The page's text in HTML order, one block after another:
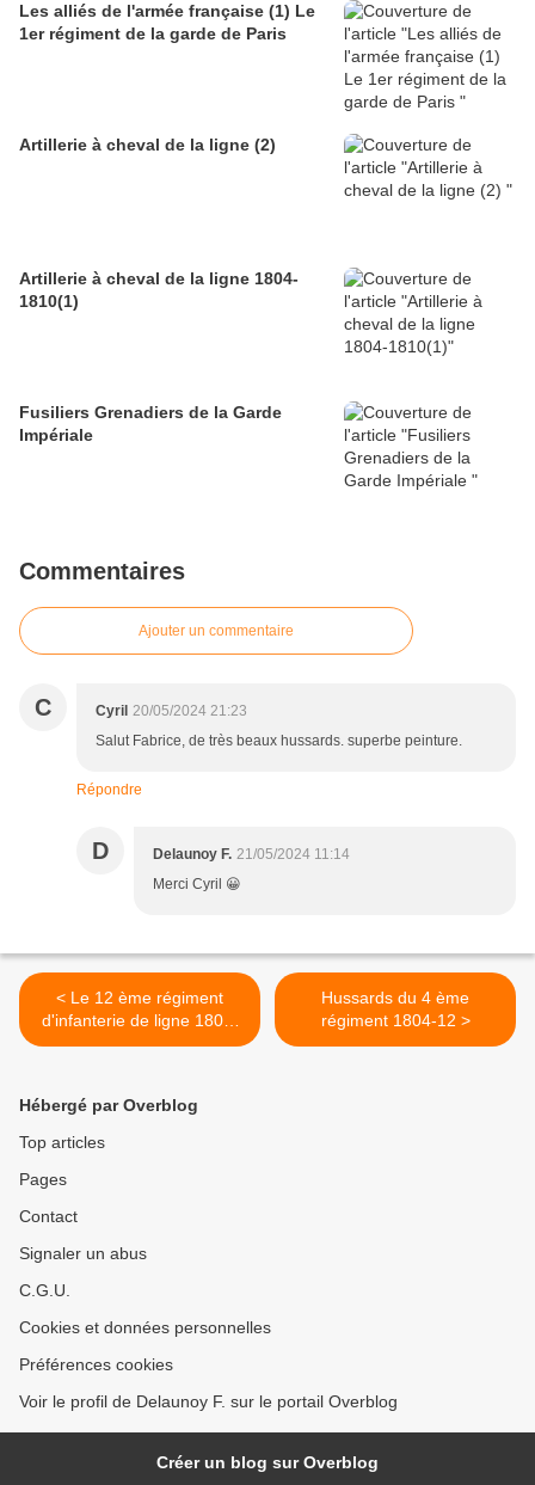
Les alliés de l'armée française (1) Le
1er régiment de la garde de Paris
Artillerie à cheval de la ligne (2)
Artillerie à cheval de la ligne 1804-
1810(1)
Fusiliers Grenadiers de la Garde
Impériale
Commentaires
Ajouter un commentaire
C Cyril 20/05/2024 21:23
Salut Fabrice, de très beaux hussards. superbe peinture.
Répondre
D Delaunoy F. 21/05/2024 11:14
Merci Cyril 😀
< Le 12 ème régiment
d'infanterie de ligne 1804-
1807
Hussards du 4 ème
régiment 1804-12 >
Hébergé par Overblog
Top articles
Pages
Contact
Signaler un abus
C.G.U.
Cookies et données personnelles
Préférences cookies
Voir le profil de Delaunoy F. sur le portail Overblog
Créer un blog sur Overblog